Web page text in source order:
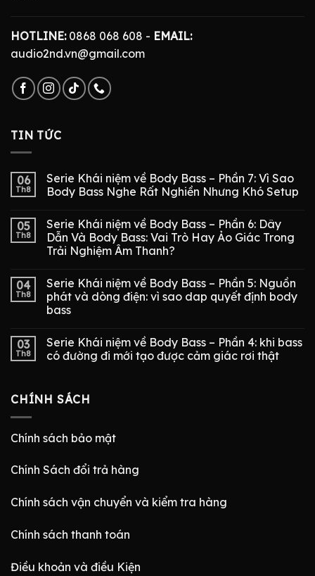
HOTLINE:0868 068 608 - EMAIL:
audio2nd.vn@gmail.com
TIN TỨC
06
Th8
Serie Khái niệm về Body Bass – Phần 7: Vì Sao
Body Bass Nghe Rất Nghiền Nhưng Khó Setup
05
Th8
Serie Khái niệm về Body Bass – Phần 6: Dây
Dẫn Và Body Bass: Vai Trò Hay Ảo Giác Trong
Trải Nghiệm Âm Thanh?
04
Th8
Serie Khái niệm về Body Bass – Phần 5: Nguồn
phát và dòng điện: vì sao dap quyết định body
bass
03
Th8
Serie Khái niệm về Body Bass – Phần 4: khi bass
có đường đi mới tạo được cảm giác rơi thật
CHÍNH SÁCH
Chính sách bảo mật
Chính Sách đổi trả hàng
Chính sách vận chuyển và kiểm tra hàng
Chính sách thanh toán
Điều khoản và điều Kiện